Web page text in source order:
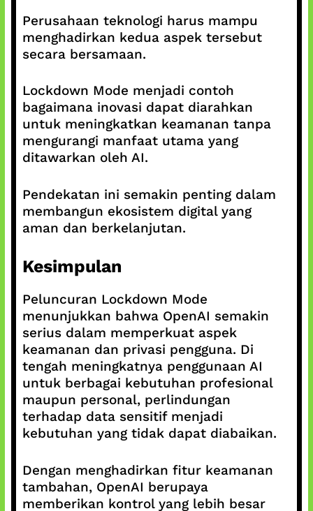
Perusahaan teknologi harus mampu
menghadirkan kedua aspek tersebut
secara bersamaan.
Lockdown Mode menjadi contoh
bagaimana inovasi dapat diarahkan
untuk meningkatkan keamanan tanpa
mengurangi manfaat utama yang
ditawarkan oleh AI.
Pendekatan ini semakin penting dalam
membangun ekosistem digital yang
aman dan berkelanjutan.
Kesimpulan
Peluncuran Lockdown Mode
menunjukkan bahwa OpenAI semakin
serius dalam memperkuat aspek
keamanan dan privasi pengguna. Di
tengah meningkatnya penggunaan AI
untuk berbagai kebutuhan profesional
maupun personal, perlindungan
terhadap data sensitif menjadi
kebutuhan yang tidak dapat diabaikan.
Dengan menghadirkan fitur keamanan
tambahan, OpenAI berupaya
memberikan kontrol yang lebih besar